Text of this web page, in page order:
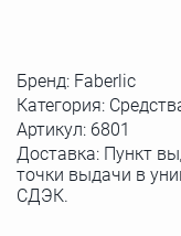
Бренд: Faberlic
Категория:
Артикул: 6801
Доставка: Пункт
точки выдачи в
СДЭК.